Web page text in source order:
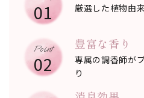
01 厳選した植物由
02
豊富な香り
専属の調香師が
り